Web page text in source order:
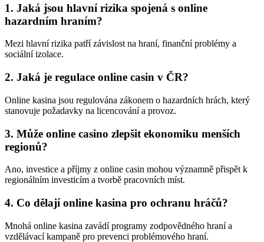
1. Jaká jsou hlavní rizika spojená s online
hazardním hraním?
Mezi hlavní rizika patří závislost na hraní, finanční problémy a
sociální izolace.
2. Jaká je regulace online casin v ČR?
Online kasina jsou regulována zákonem o hazardních hrách, který
stanovuje požadavky na licencování a provoz.
3. Může online casino zlepšit ekonomiku menších
regionů?
Ano, investice a příjmy z online casin mohou významně přispět k
regionálním investicím a tvorbě pracovních míst.
4. Co dělají online kasina pro ochranu hráčů?
Mnohá online kasina zavádí programy zodpovědného hraní a
vzdělávací kampaně pro prevenci problémového hraní.